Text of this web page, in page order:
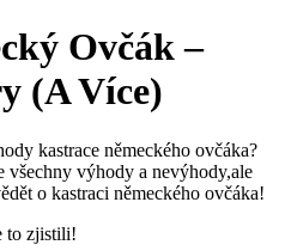
Ovčák –
(A Více)
kastrace německého ovčáka?
všechny výhody a nevýhody,ale
o kastraci německého ovčáka!
to zjistili!